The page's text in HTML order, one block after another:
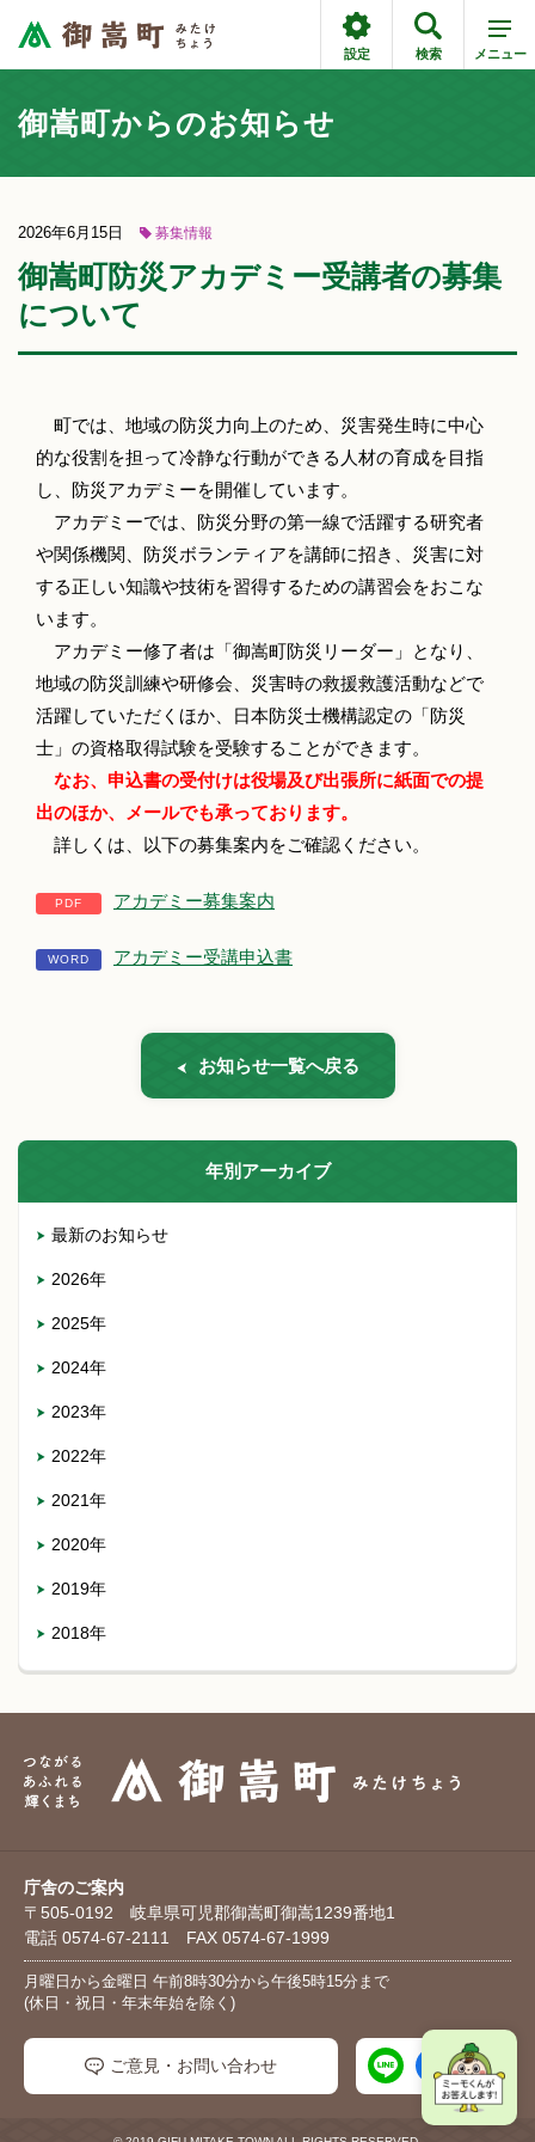
設定 検索 メニュー
御嵩町からのお知らせ
2026年6月15日 募集情報
御嵩町防災アカデミー受講者の募集
について
町では、地域の防災力向上のため、災害発生時に中心
的な役割を担って冷静な行動ができる人材の育成を目指
し、防災アカデミーを開催しています。
アカデミーでは、防災分野の第一線で活躍する研究者
や関係機関、防災ボランティアを講師に招き、災害に対
する正しい知識や技術を習得するための講習会をおこな
います。
アカデミー修了者は「御嵩町防災リーダー」となり、
地域の防災訓練や研修会、災害時の救援救護活動などで
活躍していただくほか、日本防災士機構認定の「防災
士」の資格取得試験を受験することができます。
なお、申込書の受付けは役場及び出張所に紙面での提
出のほか、メールでも承っております。
詳しくは、以下の募集案内をご確認ください。
アカデミー募集案内
アカデミー受講申込書
お知らせ一覧へ戻る
年別アーカイブ
最新のお知らせ
2026年
2025年
2024年
2023年
2022年
2021年
2020年
2019年
2018年
庁舎のご案内
〒505-0192 岐阜県可児郡御嵩町御嵩1239番地1
電話 0574-67-2111 FAX 0574-67-1999
月曜日から金曜日 午前8時30分から午後5時15分まで
(休日・祝日・年末年始を除く)
ご意見・お問い合わせ